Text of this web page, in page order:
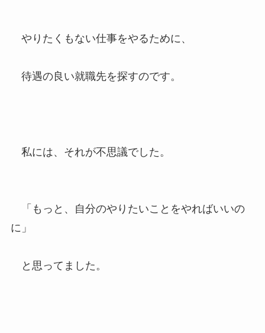
やりたくもない仕事をやるために、
待遇の良い就職先を探すのです。
私には、それが不思議でした。
「もっと、自分のやりたいことをやればいいの
に」
と思ってました。